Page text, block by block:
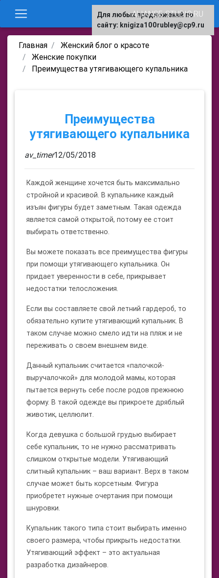
ALIANSE-STUDIO.RU
Главная
Женский блог о красоте
Женские покупки
Преимущества утягивающего купальника
Преимущества
утягивающего купальника
av_timer12/05/2018
Каждой женщине хочется быть максимально
стройной и красивой. В купальнике каждый
изъян фигуры будет заметным. Такая одежда
является самой открытой, потому ее стоит
выбирать ответственно.
Вы можете показать все преимущества фигуры
при помощи утягивающего купальника. Он
придает уверенности в себе, прикрывает
недостатки телосложения.
Если вы составляете свой летний гардероб, то
обязательно купите утягивающий купальник. В
таком случае можно смело идти на пляж и не
переживать о своем внешнем виде.
Данный купальник считается «палочкой-
выручалочкой» для молодой мамы, которая
пытается вернуть себе после родов прежнюю
форму. В такой одежде вы прикроете дряблый
животик, целлюлит.
Когда девушка с большой грудью выбирает
себе купальник, то не нужно рассматривать
слишком открытые модели. Утягивающий
слитный купальник – ваш вариант. Верх в таком
случае может быть корсетным. Фигура
приобретет нужные очертания при помощи
шнуровки.
Купальник такого типа стоит выбирать именно
своего размера, чтобы прикрыть недостатки.
Утягивающий эффект – это актуальная
разработка дизайнеров.
Для любых предложений по
сайту: knigiza100rubley@cp9.ru